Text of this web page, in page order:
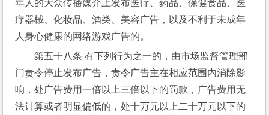
年人的大众传播媒介上发布医疗、药品、保健食品、医
疗器械、化妆品、酒类、美容广告，以及不利于未成年
人身心健康的网络游戏广告的。
第五十八条 有下列行为之一的，由市场监督管理部
门责令停止发布广告，责令广告主在相应范围内消除影
响，处广告费用一倍以上三倍以下的罚款，广告费用无
法计算或者明显偏低的，处十万元以上二十万元以下的